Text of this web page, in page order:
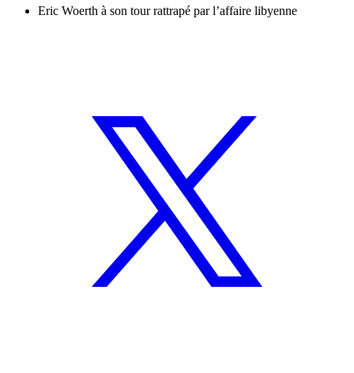
Eric Woerth à son tour rattrapé par l’affaire libyenne